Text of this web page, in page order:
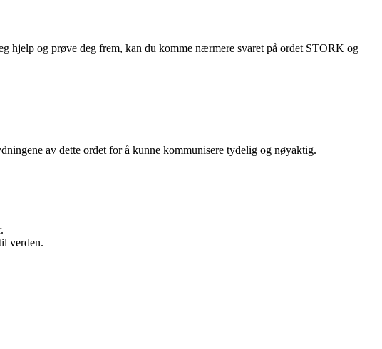
hjelp og prøve deg frem, kan du komme nærmere svaret på ordet STORK og
av dette ordet for å kunne kommunisere tydelig og nøyaktig.
verden.